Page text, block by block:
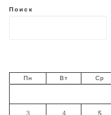
Поиск
Пн Вт Ср
3 4 5